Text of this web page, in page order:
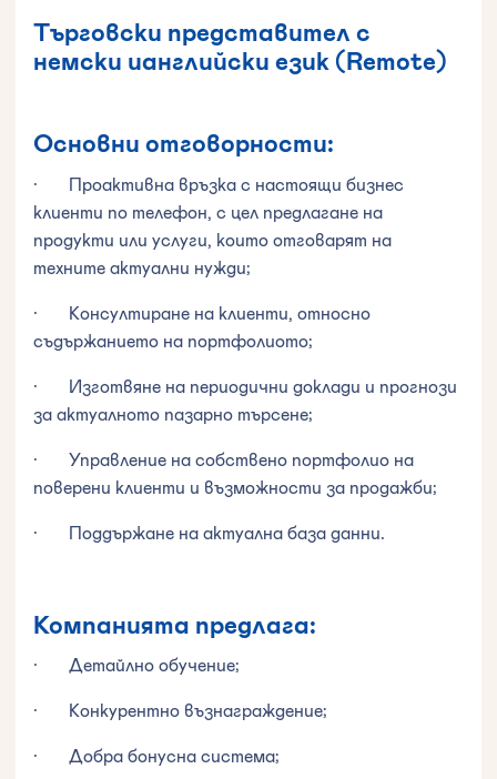
Търговски представител с
немски ианглийски език (Remote)
Основни отговорности:
· Проактивна връзка с настоящи бизнес
клиенти по телефон, с цел предлагане на
продукти или услуги, които отговарят на
техните актуални нужди;
· Консултиране на клиенти, относно
съдържанието на портфолиото;
· Изготвяне на периодични доклади и прогнози
за актуалното пазарно търсене;
· Управление на собствено портфолио на
поверени клиенти и възможности за продажби;
· Поддържане на актуална база данни.
Компанията предлага:
· Детайлно обучение;
· Конкурентно възнаграждение;
· Добра бонусна система;